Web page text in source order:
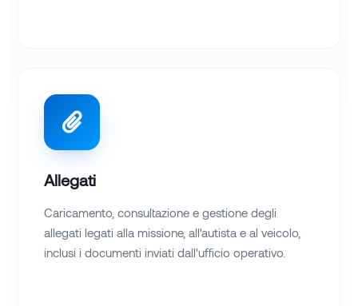
Allegati
Caricamento, consultazione e gestione degli
allegati legati alla missione, all'autista e al veicolo,
inclusi i documenti inviati dall'ufficio operativo.